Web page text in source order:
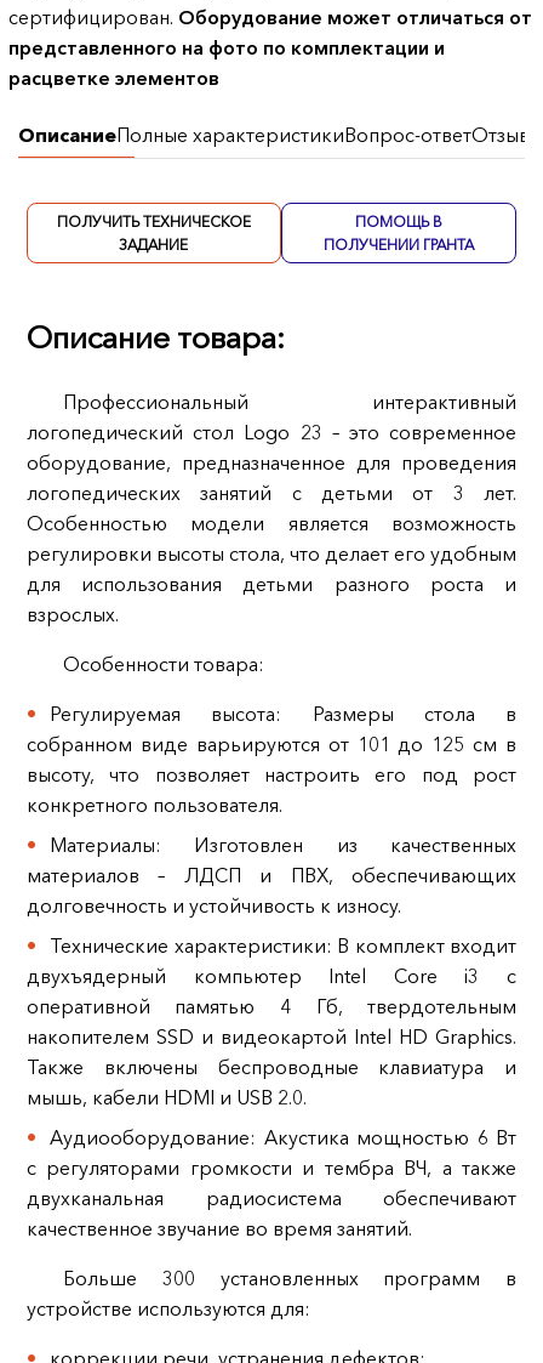
сертифицирован. Оборудование может отличаться от
представленного на фото по комплектации и
расцветке элементов
ОписаниеПолные характеристикиВопрос-ответОтзывы
ПОЛУЧИТЬ ТЕХНИЧЕСКОЕ
ЗАДАНИЕ
ПОМОЩЬ В
ПОЛУЧЕНИИ ГРАНТА
Описание товара:
Профессиональный интерактивный
логопедический стол Logo 23 – это современное
оборудование, предназначенное для проведения
логопедических занятий с детьми от 3 лет.
Особенностью модели является возможность
регулировки высоты стола, что делает его удобным
для использования детьми разного роста и
взрослых.
Особенности товара:
Регулируемая высота: Размеры стола в
собранном виде варьируются от 101 до 125 см в
высоту, что позволяет настроить его под рост
конкретного пользователя.
Материалы: Изготовлен из качественных
материалов – ЛДСП и ПВХ, обеспечивающих
долговечность и устойчивость к износу.
Технические характеристики: В комплект входит
двухъядерный компьютер Intel Core i3 с
оперативной памятью 4 Гб, твердотельным
накопителем SSD и видеокартой Intel HD Graphics.
Также включены беспроводные клавиатура и
мышь, кабели HDMI и USB 2.0.
Аудиооборудование: Акустика мощностью 6 Вт
с регуляторами громкости и тембра ВЧ, а также
двухканальная радиосистема обеспечивают
качественное звучание во время занятий.
Больше 300 установленных программ в
устройстве используются для: